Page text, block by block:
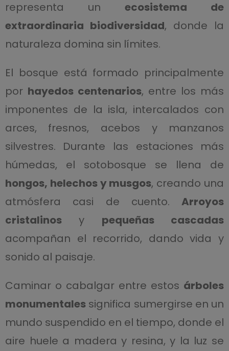
representa unecosistema de
extraordinaria biodiversidad, donde la
naturaleza domina sin límites.
El bosque está formado principalmente
por hayedos centenarios, entre los más
imponentes de la isla, intercalados con
arces, fresnos, acebos y manzanos
silvestres. Durante las estaciones más
húmedas, el sotobosque se llena de
hongos, helechos y musgos, creando una
atmósfera casi de cuento.Arroyos
cristalinosy pequeñas cascadas
acompañan el recorrido, dando vida y
sonido al paisaje.
Caminar o cabalgar entre estos árboles
monumentalessignifica sumergirse en un
mundo suspendido en el tiempo, donde el
aire huele a madera y resina, y la luz se